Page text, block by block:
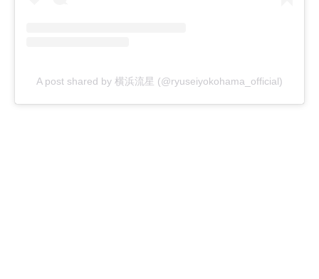
A post shared by 横浜流星 (@ryuseiyokohama_official)